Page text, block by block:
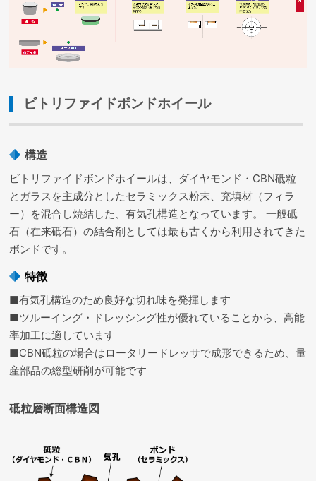
ビトリファイドボンドホイール
構造
ビトリファイドボンドホイールは、ダイヤモンド・CBN砥粒
とガラスを主成分としたセラミックス粉末、充填材（フィラ
ー）を混合し焼結した、有気孔構造となっています。 一般砥
石（在来砥石）の結合剤としては最も古くから利用されてきた
ボンドです。
特徴
■有気孔構造のため良好な切れ味を発揮します
■ツルーイング・ドレッシング性が優れていることから、高能
率加工に適しています
■CBN砥粒の場合はロータリードレッサで成形できるため、量
産部品の総型研削が可能です
砥粒層断面構造図